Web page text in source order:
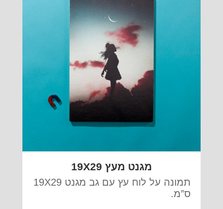
מגנט מעץ 19X29
תמונה על לוח עץ עם גב מגנט 19X29
ס”מ.